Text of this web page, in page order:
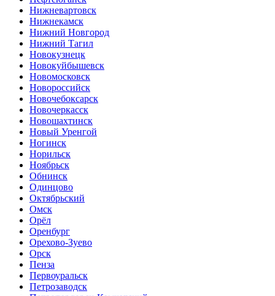
Нижневартовск
Нижнекамск
Нижний Новгород
Нижний Тагил
Новокузнецк
Новокуйбышевск
Новомосковск
Новороссийск
Новочебоксарск
Новочеркасск
Новошахтинск
Новый Уренгой
Ногинск
Норильск
Ноябрьск
Обнинск
Одинцово
Октябрьский
Омск
Орёл
Оренбург
Орехово-Зуево
Орск
Пенза
Первоуральск
Петрозаводск